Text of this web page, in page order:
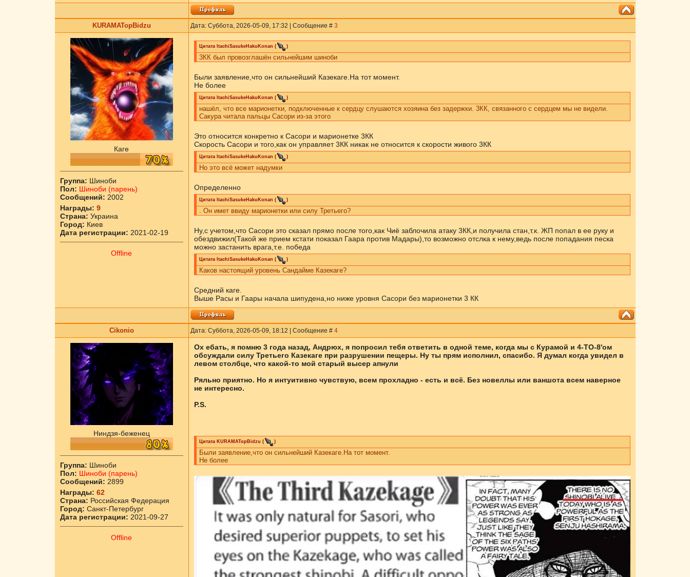
KURAMATopBidzu Дата: Суббота, 2026-05-09, 17:32 | Сообщение # 3
Каге
Группа: Шиноби
Пол: Шиноби (парень)
Сообщений: 2002
Награды: 9
Страна: Украина
Город: Киев
Дата регистрации: 2021-02-19
Offline
Цитата ItachiSasukeHakuKonan ( )
3КК был провозглашён сильнейшим шиноби
Были заявление,что он сильнейший Казекаге.На тот момент.
Не более
Цитата ItachiSasukeHakuKonan ( )
нашёл, что все марионетки, подключенные к сердцу слушаются хозяина без задержки. 3КК, связанного с сердцем мы не видели.
Сакура читала пальцы Сасори из-за этого
Это относится конкретно к Сасори и марионетке 3КК
Скорость Сасори и того,как он управляет 3КК никак не относится к скорости живого 3КК
Цитата ItachiSasukeHakuKonan ( )
Но это всё может надумки
Определенно
Цитата ItachiSasukeHakuKonan ( )
. Он имет ввиду марионетки или силу Третьего?
Ну,с учетом,что Сасори это сказал прямо после того,как Чиё заблочила атаку 3КК,и получила стан,т.к. ЖП попал в ее руку и
обездвижил(Такой же прием кстати показал Гаара против Мадары),то возможно отслка к нему,ведь после попадания песка
можно застанить врага,т.е. победа
Цитата ItachiSasukeHakuKonan ( )
Каков настоящий уровень Сандайме Казекаге?
Средний каге.
Выше Расы и Гаары начала шипудена,но ниже уровня Сасори без марионетки 3 КК
Cikоnio Дата: Суббота, 2026-05-09, 18:12 | Сообщение # 4
Ниндзя-беженец
Группа: Шиноби
Пол: Шиноби (парень)
Сообщений: 2899
Награды: 62
Страна: Российская Федерация
Город: Санкт-Петербург
Дата регистрации: 2021-09-27
Offline
Ох ебать, я помню 3 года назад, Андрюх, я попросил тебя ответить в одной теме, когда мы с Курамой и 4-TO-8'ом
обсуждали силу Третьего Казекаге при разрушении пещеры. Ну ты прям исполнил, спасибо. Я думал когда увидел в
левом столбце, что какой-то мой старый высер апнули
Ряльно приятно. Но я интуитивно чувствую, всем прохладно - есть и всё. Без новеллы или ваншота всем наверное
не интересно.
P.S.
Цитата KURAMATopBidzu ( )
Были заявление,что он сильнейший Казекаге.На тот момент.
Не более